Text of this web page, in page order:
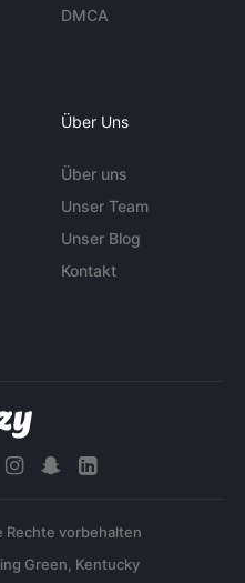
DMCA
Über Uns
Über uns
Unser Team
Unser Blog
Kontakt
Rechte vorbehalten